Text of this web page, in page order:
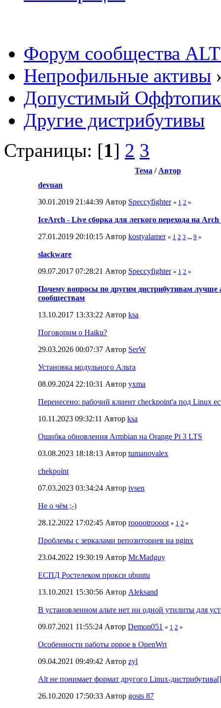
Форум сообщества
Непрофильные активы
Допустимый Оффтопик
Другие дистрибутивы
Страницы: [1] 2 3
Тема / Автор
devuan
30.01.2019 21:44:39 Автор Speccyfighter « 1 2 »
IceArch - Live сборка для легкого перехода на
27.01.2019 20:10:15 Автор kostyalamer « 1 2 3 ... 9 »
slackware
09.07.2017 07:28:21 Автор Speccyfighter « 1 2 »
Почему вопросы по другим дистрибутивам лучше
сообществам
13.10.2017 13:33:22 Автор ksa
Поговорим о Haiku?
29.03.2026 00:07:37 Автор SerW
Установка модульного Альта
08.09.2024 22:10:31 Автор yxma
Перенесено: рабочий клиент checkpoint'а под Linux
10.11.2023 09:32:11 Автор ksa
Ошибка обновления Armbian на Orange Pi 3 LTS
03.08.2023 18:18:13 Автор tumanovalex
chekpoint
07.03.2023 03:34:24 Автор ivsen
Не о чём ;-)
28.12.2022 17:02:45 Автор rooootroooot « 1 2 »
Проблемы с зеркалами репозиториев на nginx
23.04.2022 19:30:19 Автор Mr.Madguy
ЕСПД Ростелеком прокси ubuntu
13.10.2021 15:30:56 Автор Aleksand
В установленном альте нет ни одной утилиты для
09.07.2021 11:55:24 Автор Demon051 « 1 2 »
Особенности работы pppoe в OpenWrt
09.04.2021 09:49:42 Автор zyl
Alt не понимает формат другого Linux-
26.10.2020 17:50:33 Автор gosts 87